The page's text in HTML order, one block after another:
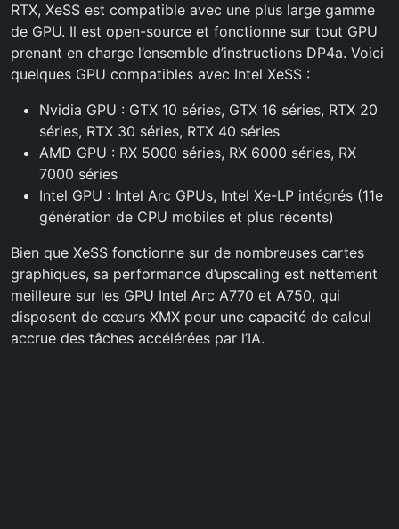
RTX, XeSS est compatible avec une plus large gamme
de GPU. Il est open-source et fonctionne sur tout GPU
prenant en charge l’ensemble d’instructions DP4a. Voici
quelques GPU compatibles avec Intel XeSS :
Nvidia GPU : GTX 10 séries, GTX 16 séries, RTX 20
séries, RTX 30 séries, RTX 40 séries
AMD GPU : RX 5000 séries, RX 6000 séries, RX
7000 séries
Intel GPU : Intel Arc GPUs, Intel Xe-LP intégrés (11e
génération de CPU mobiles et plus récents)
Bien que XeSS fonctionne sur de nombreuses cartes
graphiques, sa performance d’upscaling est nettement
meilleure sur les GPU Intel Arc A770 et A750, qui
disposent de cœurs XMX pour une capacité de calcul
accrue des tâches accélérées par l’IA.